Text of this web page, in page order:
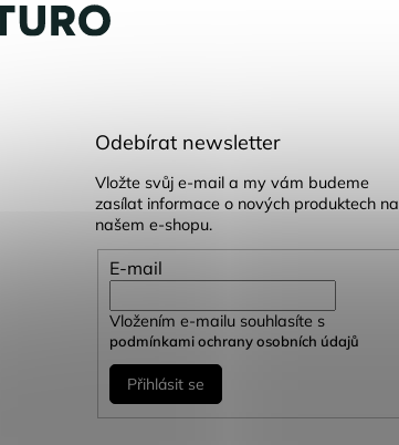
Odebírat newsletter
Vložte svůj e-mail a my vám budeme
zasílat informace o nových produktech na
našem e-shopu.
E-mail
Vložením e-mailu souhlasíte s
podmínkami ochrany osobních údajů
Přihlásit se